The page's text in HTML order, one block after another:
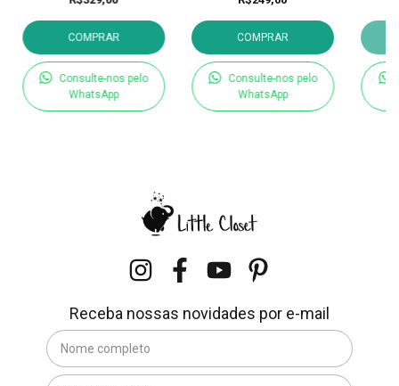
COMPRAR
Consulte-nos pelo
WhatsApp
COMPRAR
Consulte-nos pelo
WhatsApp
Receba nossas novidades por e-mail